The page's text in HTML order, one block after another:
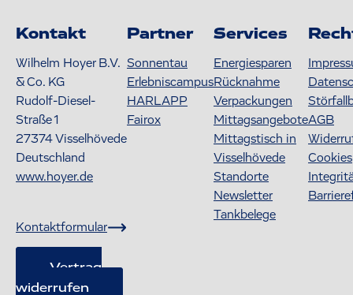
Kontakt
Wilhelm Hoyer B.V.
& Co. KG
Rudolf-Diesel-
Straße 1
27374Visselhövede
Deutschland
www.hoyer.de
Kontaktformular
Vertrag
widerrufen
Partner
Sonnentau
Erlebniscampus
HARLAPP
Fairox
Services
Energiesparen
Rücknahme
Verpackungen
Mittagsangebote
Mittagstisch in
Visselhövede
Standorte
Newsletter
Tankbelege
AGB
Cookies